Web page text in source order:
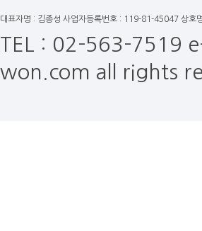
대표자명 : 김종성 사업자등록번호 : 119-81-45047 상
TEL : 02-563-7519
won.com all rights